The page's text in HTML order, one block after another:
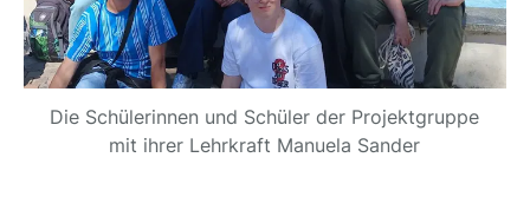
Die Schülerinnen und Schüler der Projektgruppe
mit ihrer Lehrkraft Manuela Sander